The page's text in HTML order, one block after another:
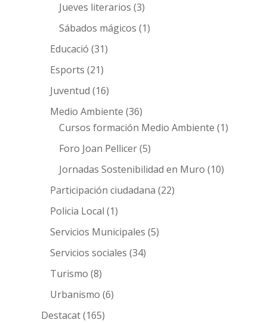
Jueves literarios (3)
Sábados mágicos (1)
Educació (31)
Esports (21)
Juventud (16)
Medio Ambiente (36)
Cursos formación Medio Ambiente (1)
Foro Joan Pellicer(5)
Jornadas Sostenibilidad en Muro (10)
Participación ciudadana (22)
Policia Local (1)
Servicios Municipales (5)
Servicios sociales (34)
Turismo (8)
Urbanismo (6)
Destacat(165)